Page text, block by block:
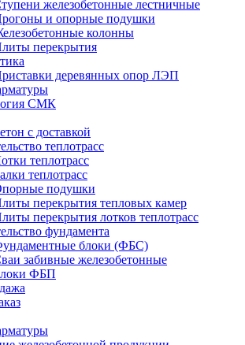
железобетонные лестничные
и опорные подушки
колонны
перекрытия
деревянных опор ЛЭП
СМК
с доставкой
теплотрасс
теплотрасс
теплотрасс
подушки
перекрытия тепловых камер
перекрытия лотков теплотрасс
фундамента
блоки (ФБС)
забивные железобетонные
ФБП